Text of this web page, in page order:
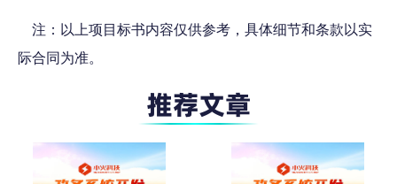
注：以上项目标书内容仅供参考，具体细节和条款以实
际合同为准。